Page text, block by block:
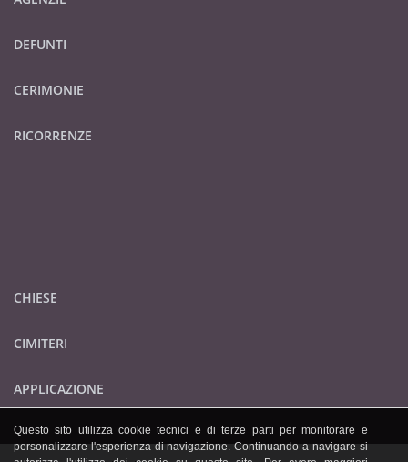
DEFUNTI
CERIMONIE
RICORRENZE
CHIESE
CIMITERI
APPLICAZIONE
Questo sito utilizza cookie tecnici e di terze parti per monitorare e
personalizzare l'esperienza di navigazione. Continuando a navigare si